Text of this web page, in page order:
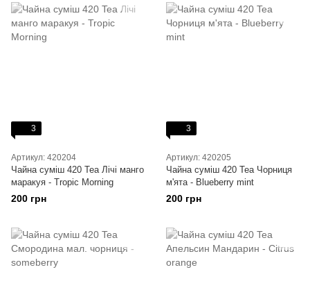
3
Артикул: 420204
Чайна суміш 420 Tea Лічі манго
маракуя - Tropic Morning
200 грн
3
Артикул: 420205
Чайна суміш 420 Tea Чорниця
м'ята - Blueberry mint
200 грн